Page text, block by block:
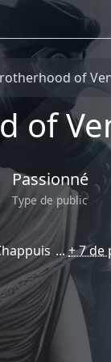
of
of
Passionné
Type de public
+ 7 de